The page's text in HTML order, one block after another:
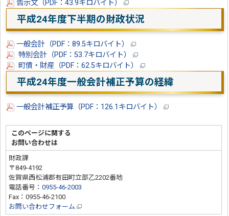
告示文（PDF：43.9キロバイト）
平成24年度下半期の財政状況
一般会計（PDF：89.5キロバイト）
特別会計（PDF：53.7キロバイト）
町債・財産（PDF：62.5キロバイト）
平成24年度一般会計補正予算の経緯
一般会計補正予算（PDF：126.1キロバイト）
このページに関する
お問い合わせは
財政課
〒849-4192
佐賀県西松浦郡有田町立部乙2202番地
電話番号：0955-46-2003
Fax：0955-46-2100
お問い合わせフォーム